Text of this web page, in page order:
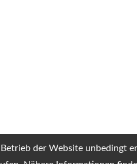
der Website unbedingt